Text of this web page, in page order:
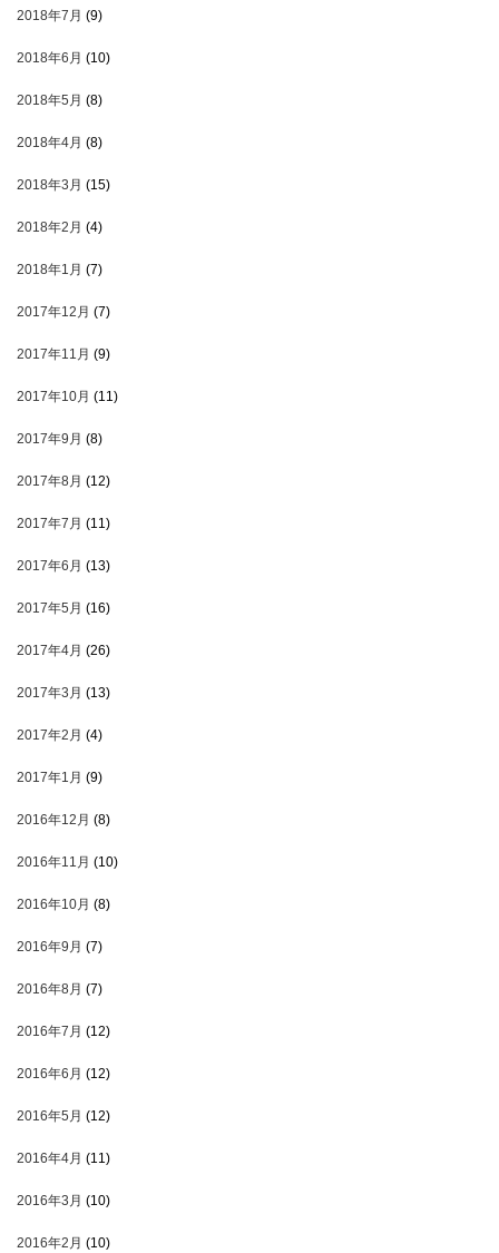
2018年7月 (9)
2018年6月 (10)
2018年5月 (8)
2018年4月 (8)
2018年3月 (15)
2018年2月 (4)
2018年1月 (7)
2017年12月 (7)
2017年11月 (9)
2017年10月 (11)
2017年9月 (8)
2017年8月 (12)
2017年7月 (11)
2017年6月 (13)
2017年5月 (16)
2017年4月 (26)
2017年3月 (13)
2017年2月 (4)
2017年1月 (9)
2016年12月 (8)
2016年11月 (10)
2016年10月 (8)
2016年9月 (7)
2016年8月 (7)
2016年7月 (12)
2016年6月 (12)
2016年5月 (12)
2016年4月 (11)
2016年3月 (10)
2016年2月 (10)